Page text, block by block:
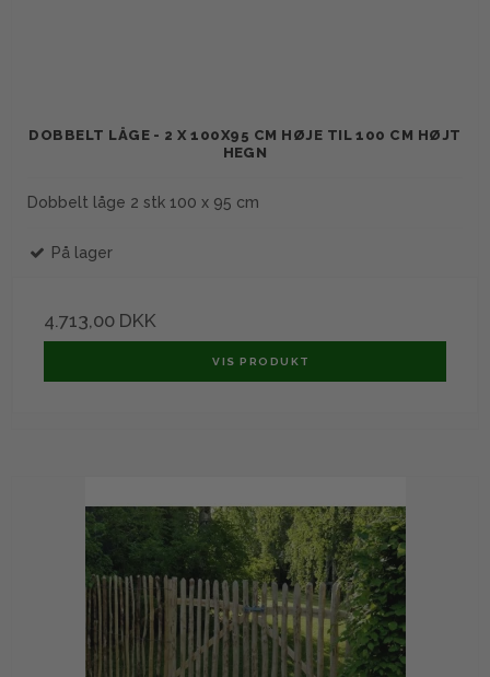
DOBBELT LÅGE - 2 X 100X95 CM HØJE TIL 100 CM HØJT
HEGN
Dobbelt låge 2 stk 100 x 95 cm
På lager
4.713,00 DKK
VIS PRODUKT